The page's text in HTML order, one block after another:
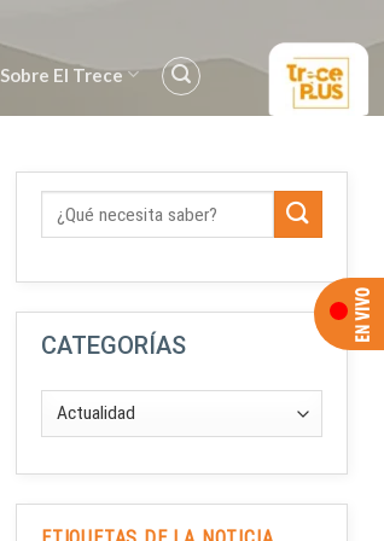
Sobre El Trece
CATEGORÍAS